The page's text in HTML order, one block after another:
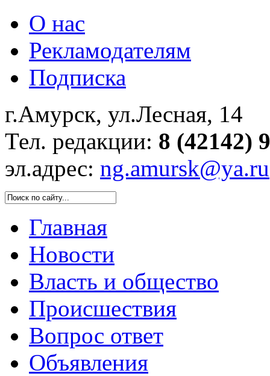
О нас
Рекламодателям
Подписка
г.Амурск, ул.Лесная, 14
Тел. редакции: 8 (42142)
эл.адрес: ng.amursk@ya.ru
Главная
Новости
Власть и общество
Происшествия
Вопрос ответ
Объявления